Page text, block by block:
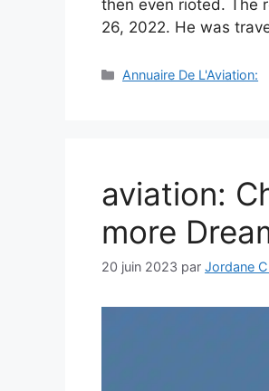
then even rioted. The
26, 2022. He was
Catégories
Annuaire De L'Aviation:
aviation:
more
20 juin 2023 par Jordane